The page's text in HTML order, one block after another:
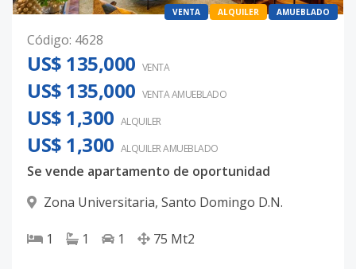
VENTA ALQUILER AMUEBLADO
Código: 4628
US$ 135,000 VENTA
US$ 135,000 VENTA AMUEBLADO
US$ 1,300 ALQUILER
US$ 1,300 ALQUILERAMUEBLADO
Se vende apartamento de oportunidad
Zona Universitaria, Santo Domingo D.N.
1 1 1 75 Mt2